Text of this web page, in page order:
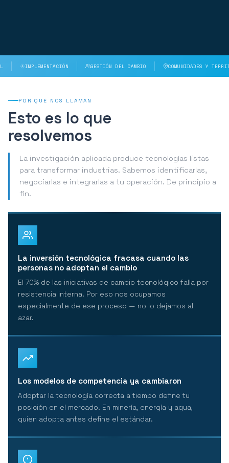
IMPLEMENTACIÓN GESTIÓN DEL CAMBIO COMUNIDADES Y TERRITORIO
POR QUÉ NOS LLAMAN
Esto es lo que
resolvemos
La investigación aplicada produce tecnologías listas
para transformar industrias. Sabemos identificarlas,
negociarlas e integrarlas a tu operación. De principio a
fin.
La inversión tecnológica fracasa cuando las
personas no adoptan el cambio
El 70% de las iniciativas de cambio tecnológico falla por
resistencia interna. Por eso nos ocupamos
especialmente de ese proceso — no lo dejamos al
azar.
Los modelos de competencia ya cambiaron
Adoptar la tecnología correcta a tiempo define tu
posición en el mercado. En minería, energía y agua,
quien adopta antes define el estándar.